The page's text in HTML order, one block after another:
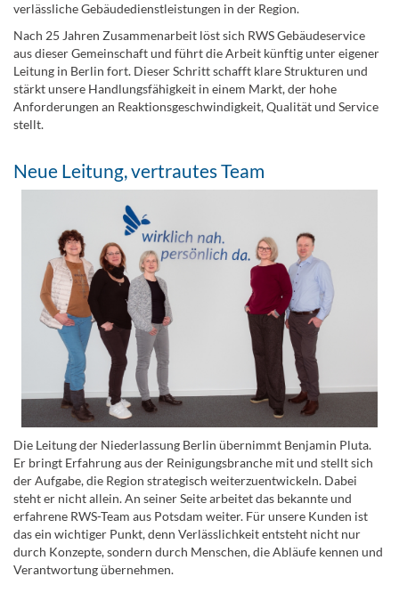
verlässliche Gebäudedienstleistungen in der Region.
Nach 25 Jahren Zusammenarbeit löst sich RWS Gebäudeservice
aus dieser Gemeinschaft und führt die Arbeit künftig unter eigener
Leitung in Berlin fort. Dieser Schritt schafft klare Strukturen und
stärkt unsere Handlungsfähigkeit in einem Markt, der hohe
Anforderungen an Reaktionsgeschwindigkeit, Qualität und Service
stellt.
Neue Leitung, vertrautes Team
Die Leitung der Niederlassung Berlin übernimmt Benjamin Pluta.
Er bringt Erfahrung aus der Reinigungsbranche mit und stellt sich
der Aufgabe, die Region strategisch weiterzuentwickeln. Dabei
steht er nicht allein. An seiner Seite arbeitet das bekannte und
erfahrene RWS-Team aus Potsdam weiter. Für unsere Kunden ist
das ein wichtiger Punkt, denn Verlässlichkeit entsteht nicht nur
durch Konzepte, sondern durch Menschen, die Abläufe kennen und
Verantwortung übernehmen.